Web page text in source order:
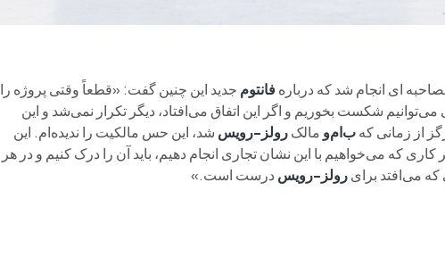
ای انجام شد که دربارهفانتوم جدید این چنین گفت: «قطعاً وقتی پروژه را
شکست بخوریم و اگر این اتفاق می‌افتاد، دیگر تکرار نمی‌شد و این
از زمانی کهب‌ام‌و مالکرولز-رویس شد، این حس مالکیت را ندیده‌ام. این
که می‌خواهیم با این نشان تجاری انجام دهیم، باید آن را درک کنیم و در هر
می‌افتد برایرولز-رویس درست است.»